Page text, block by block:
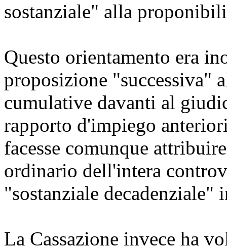
sostanziale" alla
Questo orientamento era
proposizione "successiva"
cumulative davanti al
rapporto d'impiego
facesse comunque
ordinario dell'intera
"sostanziale decadenziale"
La Cassazione invece ha